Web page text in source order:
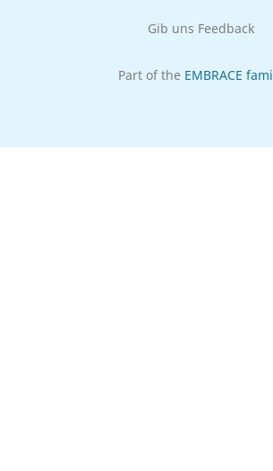
Gib uns Feedback
Part of the EMBRACE